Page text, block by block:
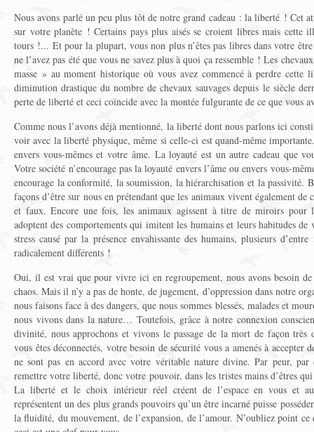
Nous avons parlé un peu plus tôt de notre grand cadeau : la liberté ! Cet
sur votre planète ! Certains pays plus aisés se croient libres mais cette
tours !... Et pour la plupart, vous non plus n’êtes pas libres dans votre
ne l’avez pas été que vous ne savez plus à quoi ça ressemble ! Les
masse » au moment historique où vous avez commencé à perdre
diminution drastique du nombre de chevaux sauvages depuis le siècle
perte de liberté et ceci coïncide avec la montée fulgurante de ce que vous
Comme nous l’avons déjà mentionné, la liberté dont nous parlons ici
voir avec la liberté physique, même si celle-ci est quand-même
envers vous-mêmes et votre âme. La loyauté est un autre cadeau que
Votre société n’encourage pas la loyauté envers l’âme ou envers vous-
encourage la conformité, la soumission, la hiérarchisation et la passivité.
façons d’être sur nous en prétendant que les animaux vivent également
et faux. Encore une fois, les animaux agissent à titre de miroirs pour
adoptent des comportements qui imitent les humains et leurs habitudes de
stress causé par la présence envahissante des humains, plusieurs
radicalement différents !
Oui, il est vrai que pour vivre ici en regroupement, nous avons besoin
chaos. Mais il n’y a pas de honte, de jugement, d’oppression dans notre
nous faisons face à des dangers, que nous sommes blessés, malades et
nous vivons dans la nature… Toutefois, grâce à notre connexion
divinité, nous approchons et vivons le passage de la mort de façon très
vous êtes déconnectés, votre besoin de sécurité vous a amenés à accepter
ne sont pas en accord avec votre véritable nature divine. Par peur, par
remettre votre liberté, donc votre pouvoir, dans les tristes mains d’êtres
La liberté et le choix intérieur réel créent de l’espace en vous et
représentent un des plus grands pouvoirs qu’un être incarné puisse
la fluidité, du mouvement, de l’expansion, de l’amour. N’oubliez point